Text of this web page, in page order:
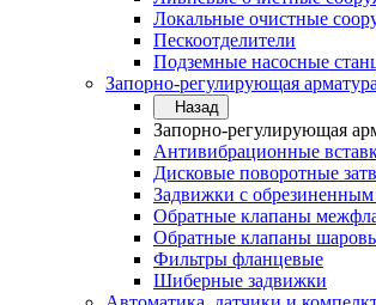
Локальные очистные
Пескоотделители
Подземные насосные
Запорно-регулирующая арматура
Назад
Запорно-регулирующая
Антивибрационные
Дисковые поворотные
Задвижки с
Обратные клапаны
Обратные клапаны
Фильтры фланцевые
Шиберные задвижки